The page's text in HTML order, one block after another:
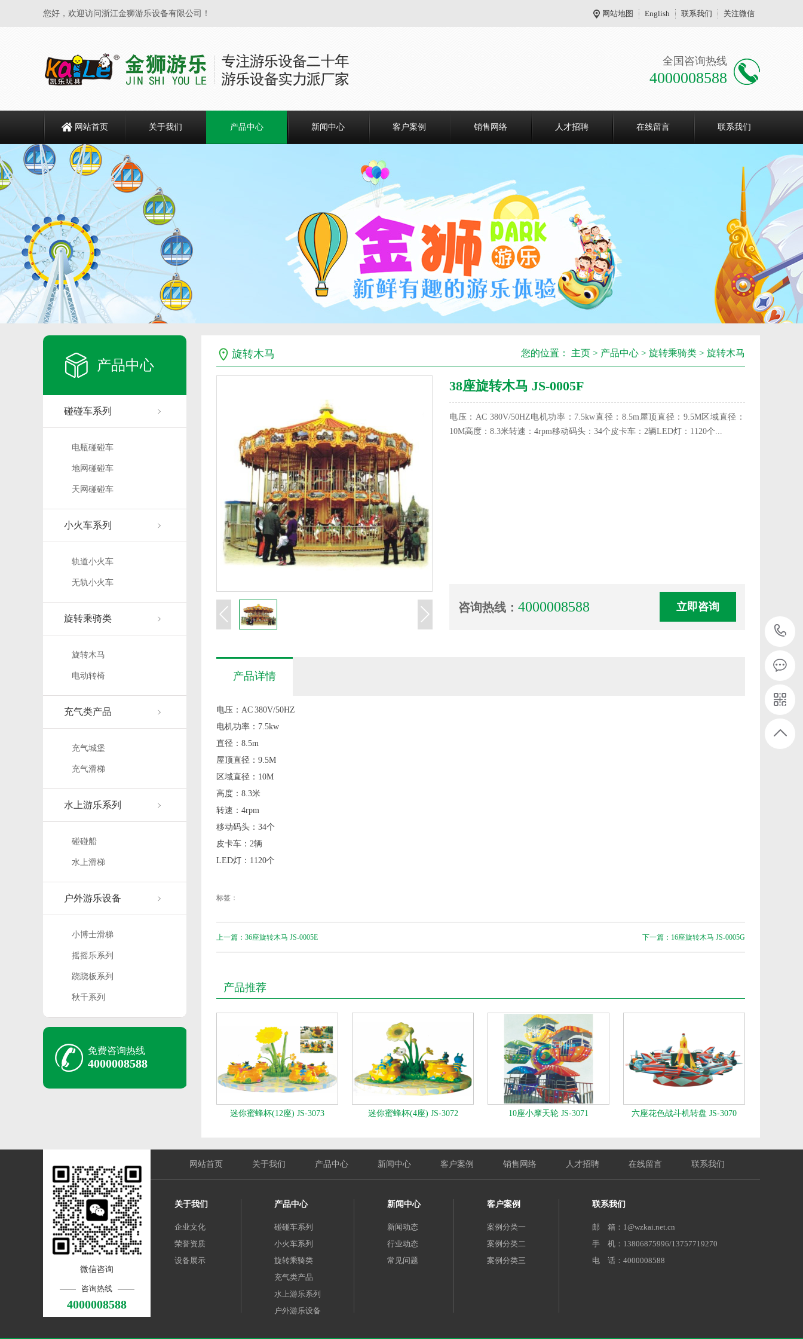
您好，欢迎访问浙江金狮游乐设备有限公司！ 网站地图 English 联系我们 关注微信
全国咨询热线
4000008588
网站首页 关于我们 产品中心 新闻中心 客户案例 销售网络 人才招聘 在线留言 联系我们
产品中心
碰碰车系列
电瓶碰碰车
地网碰碰车
天网碰碰车
小火车系列
轨道小火车
无轨小火车
旋转乘骑类
旋转木马
电动转椅
充气类产品
充气城堡
充气滑梯
水上游乐系列
碰碰船
水上滑梯
户外游乐设备
小博士滑梯
摇摇乐系列
跷跷板系列
秋千系列
免费咨询热线
4000008588
旋转木马 您的位置： 主页 > 产品中心 > 旋转乘骑类 > 旋转木马
38座旋转木马 JS-0005F
电压：AC 380V/50HZ电机功率：7.5kw直径：8.5m屋顶直径：9.5M区域直径：
10M高度：8.3米转速：4rpm移动码头：34个皮卡车：2辆LED灯：1120个...
咨询热线： 4000008588 立即咨询
产品详情
电压：AC 380V/50HZ
电机功率：7.5kw
直径：8.5m
屋顶直径：9.5M
区域直径：10M
高度：8.3米
转速：4rpm
移动码头：34个
皮卡车：2辆
LED灯：1120个
标签：
上一篇：36座旋转木马 JS-0005E 下一篇：16座旋转木马 JS-0005G
产品推荐
迷你蜜蜂杯(12座) JS-3073 迷你蜜蜂杯(4座) JS-3072 10座小摩天轮 JS-3071 六座花色战斗机转盘 JS-3070
微信咨询
咨询热线
4000008588
网站首页 关于我们 产品中心 新闻中心 客户案例 销售网络 人才招聘 在线留言 联系我们
关于我们
企业文化
荣誉资质
设备展示
产品中心
碰碰车系列
小火车系列
旋转乘骑类
充气类产品
水上游乐系列
户外游乐设备
新闻中心
新闻动态
行业动态
常见问题
客户案例
案例分类一
案例分类二
案例分类三
联系我们
邮 箱：1@wzkai.net.cn
手 机：13806875996/13757719270
电 话：4000008588